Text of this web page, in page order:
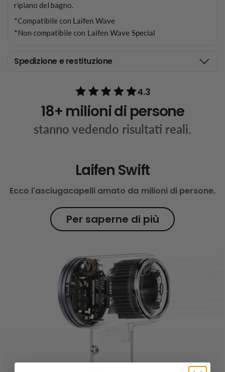
ripiano del bagno.
*Compatibile con Laifen Wave
*Non compatibile con Laifen Wave Special
Spedizione e restituzione
4.3
18+ milioni di persone
stanno vedendo risultati reali.
Laifen Swift
Ecco l'asciugacapelli amato da milioni di persone.
Per saperne di più